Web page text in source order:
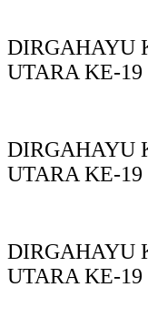
DIRGAHAYU
UTARA KE-
DIRGAHAYU
UTARA KE-
DIRGAHAYU
UTARA KE-